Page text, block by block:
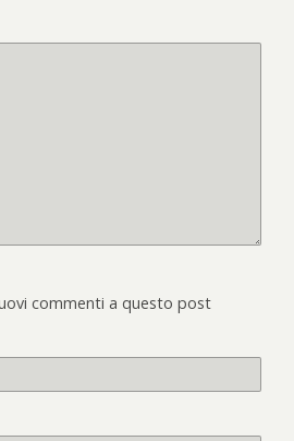
commenti a questo post